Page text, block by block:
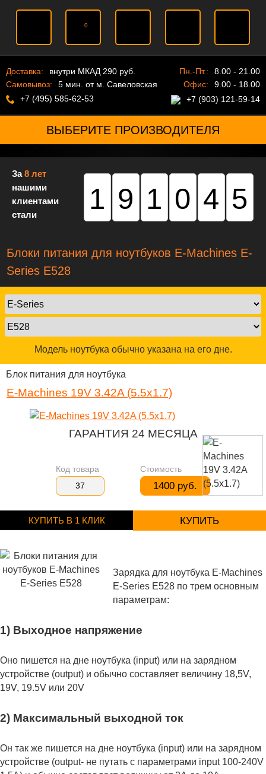
0
Доставка:
внутри МКАД 290 руб.
Самовывоз:
5 мин. от м. Савеловская
+7 (495) 585-62-53
Пн.-Пт.:
8.00 - 21.00
Офис:
9.00 - 18.00
+7 (903) 121-59-14
ВЫБЕРИТЕ ПРОИЗВОДИТЕЛЯ
За8 лет
нашими
клиентами
стали
191045
Блоки питания для ноутбуков E-Machines E-
Series E528
Модель ноутбука обычно указана на его дне.
Блок питания для ноутбука
E-Machines 19V 3.42A (5.5x1.7)
ГАРАНТИЯ 24 МЕСЯЦА
Код товара
37
Стоимость
1400 руб.
КУПИТЬ В 1 КЛИК КУПИТЬ
Зарядка для ноутбука E-Machines
E-Series E528 по трем основным
параметрам:
1) Выходное напряжение
Оно пишется на дне ноутбука (input) или на зарядном
устройстве (output) и обычно составляет величину 18,5V,
19V, 19.5V или 20V
2) Максимальный выходной ток
Он так же пишется на дне ноутбука (input) или на зарядном
устройстве (output- не путать с параметрами input 100-240V